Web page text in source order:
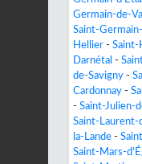
Germain-de-
Saint-
Hellier - Saint-
Darnétal -
de-Savigny -
Cardonnay -
- Saint-Julien-
Saint-Laurent-
la-Lande -
Saint-Mars-